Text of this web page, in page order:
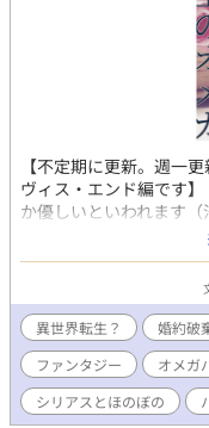
す。つい鬼畜にＲ１８
ました。 ついでに第一
っけました。このシナ
容です。 20.02.25 「束
ます。 20.02.26 「妊夫
投稿します。 久々に第
らぬ妊夫さんとのHな
焼けるガキだ」を投稿
持たせてすまんなエル
投稿します。展開上、
らしいことを！
す。Ｒ１８回です。こ
ラブシーンの表現苦戦
歩む」を投稿しました
ころですが、もっとR18
りで物語を終結させよう
くて鬱になりました。し
す。またいつか再開でき
【不定期に更新。週一
ヴィス・エンド編です
か優しいといわれます
棄で、ディルは死を選
そこはオメガが最底辺
た！ 体の持ち主はデ
シストというとんでも
に保護され、〈楽園〉
て、オメガが番のアル
癒魔法を扱える神殿の権
存在として尊ばれてい
保護される。 末の王族
異世界転生？ 婚約破
ファンタジー
オメガ
シリアスとほのぼの